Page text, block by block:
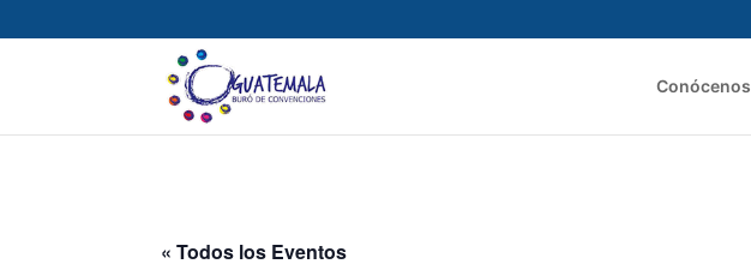
Conócenos
« Todos los Eventos